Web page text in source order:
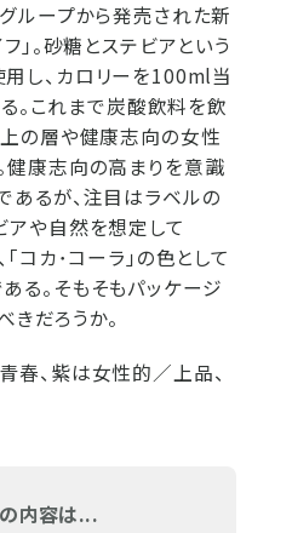
ループから発売された新
」。砂糖とステビアという
し、カロリーを100ml当
。これまで炭酸飲料を飲
の層や健康志向の女性
健康志向の高まりを意識
あるが、注目はラベルの
アや自然を想定して
コカ･コーラ」の色として
る。そもそもパッケージ
だろうか。
春、紫は女性的／上品、
内容は...